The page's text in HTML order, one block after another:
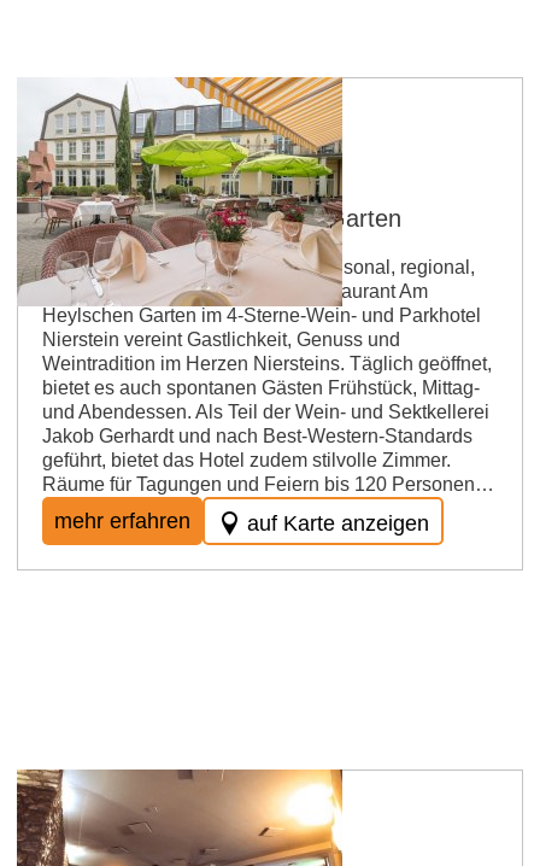
Nierstein
Restaurant am Heylschen Garten
Bestriebsart: Restaurant Küche: saisonal, regional,
vegetarisch, international Das Restaurant Am
Heylschen Garten im 4-Sterne-Wein- und Parkhotel
Nierstein vereint Gastlichkeit, Genuss und
Weintradition im Herzen Niersteins. Täglich geöffnet,
bietet es auch spontanen Gästen Frühstück, Mittag-
und Abendessen. Als Teil der Wein- und Sektkellerei
Jakob Gerhardt und nach Best-Western-Standards
geführt, bietet das Hotel zudem stilvolle Zimmer.
Räume für Tagungen und Feiern bis 120 Personen…
mehr erfahren auf Karte anzeigen